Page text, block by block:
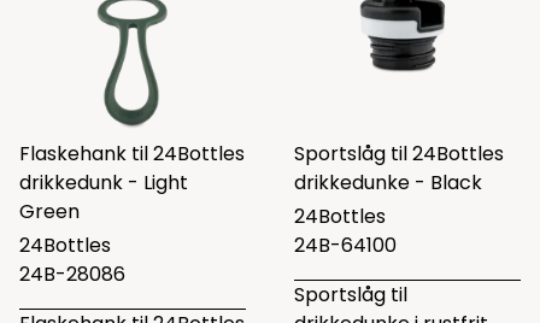
Flaskehank til 24Bottles
drikkedunk - Light
Green
24Bottles
24B-28086
Sportslåg til 24Bottles
drikkedunke - Black
24Bottles
24B-64100
Sportslåg til